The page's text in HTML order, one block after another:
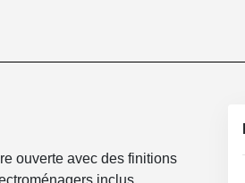
ouverte avec des finitions
inclus.